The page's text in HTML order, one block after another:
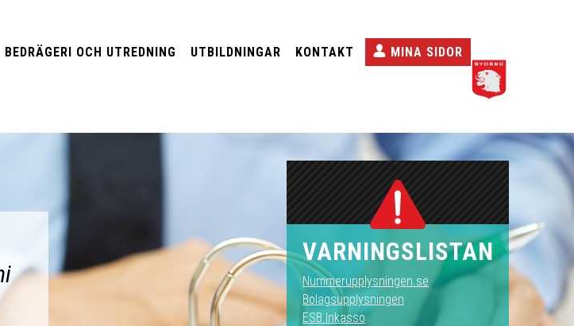
BEDRÄGERI OCH UTREDNING UTBILDNINGAR KONTAKT MINA SIDOR
VARNINGSLISTAN
Nummerupplysningen.se
Bolagsupplysningen
ESB Inkasso